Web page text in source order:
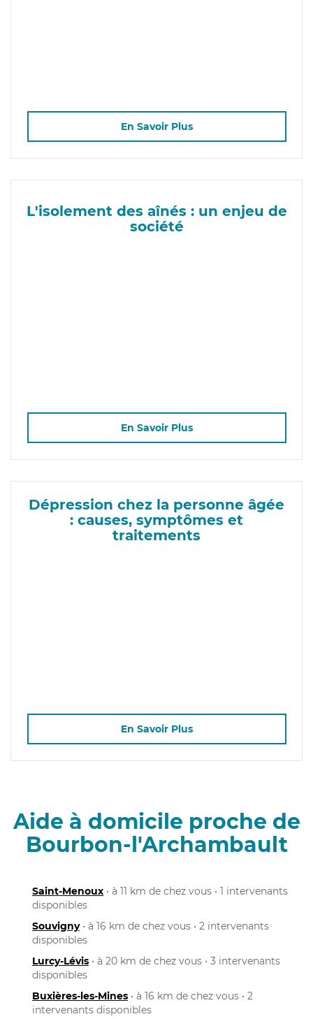
En Savoir Plus
L'isolement des aînés : un enjeu de
société
En Savoir Plus
Dépression chez la personne âgée
: causes, symptômes et
traitements
En Savoir Plus
Aide à domicile proche de
Bourbon-l'Archambault
Saint-Menoux • à 11 km de chez vous • 1 intervenants
disponibles
Souvigny• à 16 km de chez vous • 2 intervenants
disponibles
Lurcy-Lévis • à 20 km de chez vous • 3 intervenants
disponibles
Buxières-les-Mines • à 16 km de chez vous • 2
intervenants disponibles